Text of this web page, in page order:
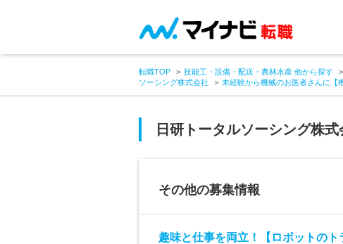
転職TOP 技能工・設備・配送・農林水産 他から探す
ソーシング株式会社
未経験から機械のお医者さんに【
日研トータルソーシング株式
その他の募集情報
趣味と仕事を両立！【ロボットの